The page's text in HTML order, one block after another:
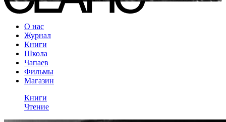
О нас
Журнал
Книги
Школа
Чапаев
Фильмы
Магазин
Книги
Чтение